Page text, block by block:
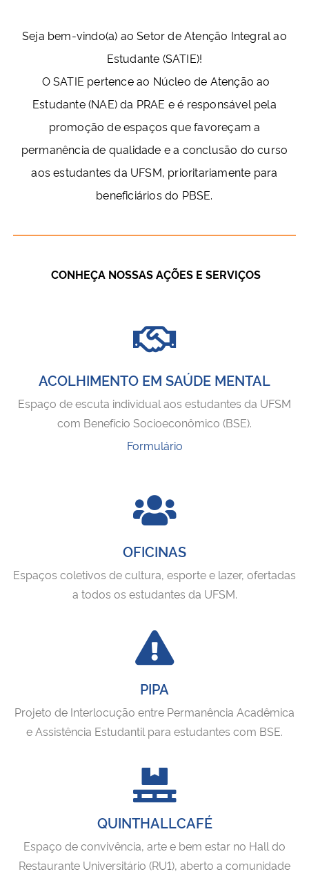
Ministério de Minas e Energia
Ministério da Ciência, Tecnologia, Inovações e Comunicações
Ministério do Meio Ambiente
Secretaria de Governo
Gabinete de Segurança Institucional
Seja bem-vindo(a) ao Setor de Atenção Integral ao
Estudante (SATIE)!
O SATIE pertence ao Núcleo de Atenção ao
Estudante (NAE) da PRAE e é responsável pela
promoção de espaços que favoreçam a
permanência de qualidade e a conclusão do curso
aos estudantes da UFSM, prioritariamente para
beneficiários do PBSE.
CONHEÇA NOSSAS AÇÕES E SERVIÇOS
ACOLHIMENTO EM SAÚDE MENTAL
Espaço de escuta individual aos estudantes da UFSM
com Benefício Socioeconômico (BSE).
Formulário
OFICINAS
Espaços coletivos de cultura, esporte e lazer, ofertadas
a todos os estudantes da UFSM.
PIPA
Projeto de Interlocução entre Permanência Acadêmica
e Assistência Estudantil para estudantes com BSE.
QUINTHALLCAFÉ
Espaço de convivência, arte e bem estar no Hall do
Restaurante Universitário (RU1), aberto a comunidade